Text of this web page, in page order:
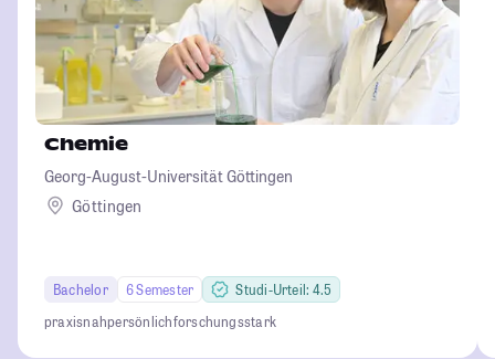
Chemie
Georg-August-Universität Göttingen
Göttingen
Bachelor 6 Semester
Studi-Urteil: 4.5
praxisnahpersönlichforschungsstark